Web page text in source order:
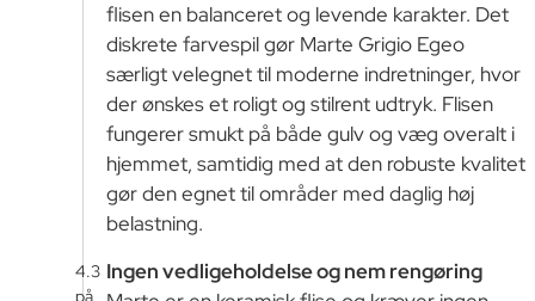
4.3
på
flisen en balanceret og levende karakter. Det
diskrete farvespil gør Marte Grigio Egeo
særligt velegnet til moderne indretninger, hvor
der ønskes et roligt og stilrent udtryk. Flisen
fungerer smukt på både gulv og væg overalt i
hjemmet, samtidig med at den robuste kvalitet
gør den egnet til områder med daglig høj
belastning.
Ingen vedligeholdelse og nem rengøring